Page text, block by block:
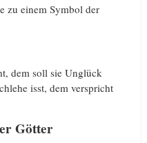
zu einem Symbol der
dem soll sie Unglück
isst, dem verspricht
Götter